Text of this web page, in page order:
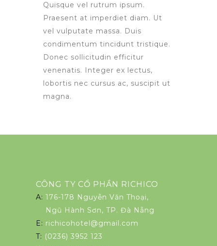
Quisque vel rutrum ipsum.
Praesent at imperdiet diam. Ut
vel vulputate massa. Duis
condimentum tincidunt tristique.
Donec sollicitudin efficitur
venenatis. Integer ex lectus,
lobortis nec cursus ac, suscipit ut
magna.
CÔNG TY CỔ PHẦN RICHICO
A: 176-178 Nguyễn Văn Thoại,
Ngũ Hành Sơn, TP. Đà Nẵng
E: richicohotel@gmail.com
T: (0236) 3952 123